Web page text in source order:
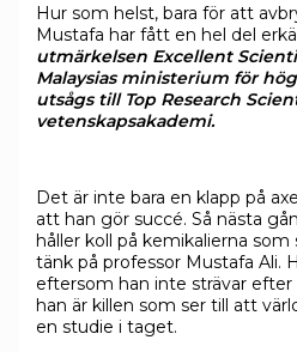
Hur som helst, bara för att
Mustafa har fått en hel del
utmärkelsen Excellent
Malaysias ministerium för
utsågs till Top Research
vetenskapsakademi.
Det är inte bara en klapp på
att han gör succé. Så nästa
håller koll på kemikalierna som
tänk på professor Mustafa Ali.
eftersom han inte strävar
han är killen som ser till att
en studie i taget.